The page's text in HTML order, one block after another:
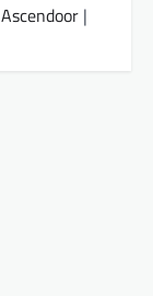
Ascendoor |